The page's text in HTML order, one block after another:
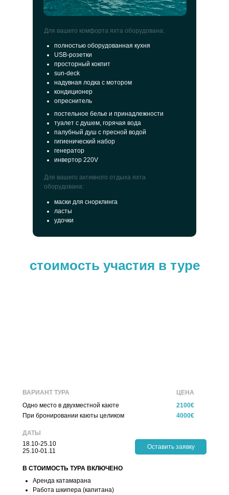
полностью оборудованная кухня
USB-розетки
просторный кокпит
sun-deck
надувная лодка с мотором
кондиционер
опреснитель
маски для снорклинга
ласты
удочки
Для вашего комфорта яхта оборудована:
Для вашего активного отдыха яхта
оборудована:
постельное белье и принадлежности
туалет с душем, горячая вода
палубный душ с пресной водой
гигиенический набор
генератор
инвертор 220V
ДАТЫ
Оставить заявку
В СТОИМОСТЬ ТУРА ВКЛЮЧЕНО
18.10-25.10
25.10-01.11
Одно место в двухместной каюте
При бронировании каюты целиком
ВАРИАНТ ТУРА
2100€
4000€
ЦЕНА
Аренда катамарана
Работа шкипера (капитана)
стоимость участия в туре